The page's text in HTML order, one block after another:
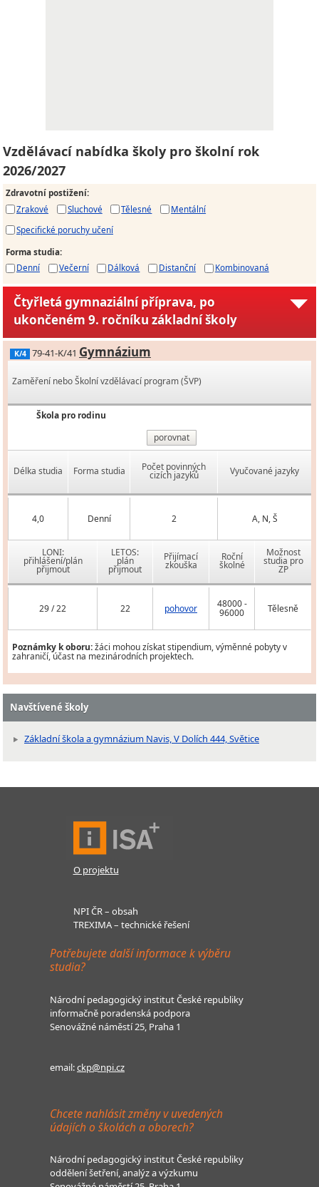
Vzdělávací nabídka školy pro školní rok
2026/2027
Zdravotní postižení:
Zrakové
Sluchové Tělesné
Mentální
Specifické poruchy učení
Forma studia:
Denní
Večerní Dálková Distanční Kombinovaná
Čtyřletá gymnaziální příprava, po
ukončeném 9. ročníku základní školy
K/4 79-41-K/41 Gymnázium
Zaměření nebo Školní vzdělávací program (ŠVP)
Škola pro rodinu
porovnat
Délka studia Forma studia Počet povinných
cizích jazyků Vyučované jazyky
4,0 Denní 2 A, N, Š
LONI:
přihlášení/plán
přijmout
LETOS:
plán
přijmout
Přijímací
zkouška
Roční
školné
Možnost
studia pro
ZP
29 / 22 22 pohovor 48000 -
96000 Tělesně
Poznámky k oboru:žáci mohou získat stipendium, výměnné pobyty v
zahraničí, účast na mezinárodních projektech.
Navštívené školy
Základní škola a gymnázium Navis, V Dolích 444, Světice
O projektu
NPI ČR – obsah
TREXIMA – technické řešení
Potřebujete další informace k výběru
studia?
Národní pedagogický institut České republiky
informačně poradenská podpora
Senovážné náměstí 25, Praha 1
email:ckp@npi.cz
Chcete nahlásit změny v uvedených
údajích o školách a oborech?
Národní pedagogický institut České republiky
oddělení šetření, analýz a výzkumu